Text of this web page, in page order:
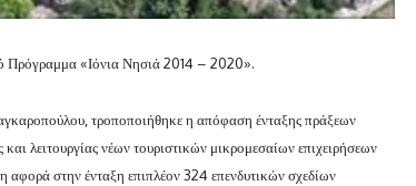
Πρόγραμμα «Ιόνια Νησιά 2014 – 2020».
τροποποιήθηκε η απόφαση ένταξης πράξεων
λειτουργίας νέων τουριστικών μικρομεσαίων επιχειρήσεων
στην ένταξη επιπλέον 324 επενδυτικών σχεδίων